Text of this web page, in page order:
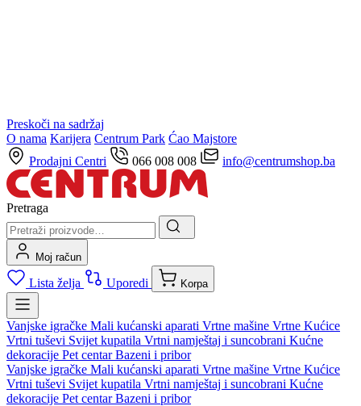
Preskoči na sadržaj
O nama Karijera Centrum Park Ćao Majstore
Prodajni Centri
066 008 008 info@centrumshop.ba
Pretraga
Moj račun
Lista želja Uporedi Korpa
Vanjske igračke Mali kućanski aparati Vrtne mašine Vrtne Kućice
Vrtni tuševi Svijet kupatila Vrtni namještaj i suncobrani Kućne
dekoracije Pet centarBazeni i pribor
Vanjske igračke Mali kućanski aparati Vrtne mašine Vrtne Kućice
Vrtni tuševi Svijet kupatila Vrtni namještaj i suncobrani Kućne
dekoracije Pet centarBazeni i pribor